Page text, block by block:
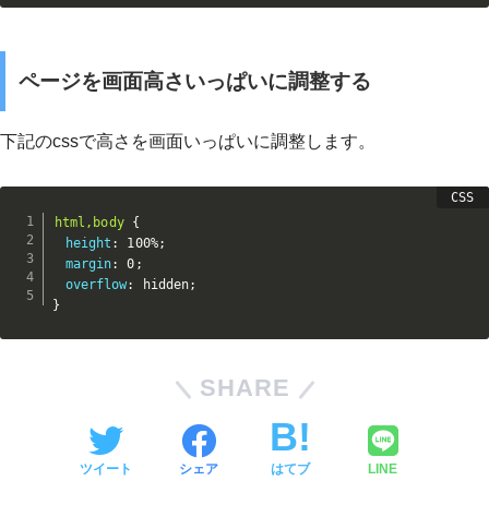
ページを画面高さいっぱいに調整する
下記のcssで高さを画面いっぱいに調整します。
html,body {
height : 100%;
margin: 0 ;
overflow: hidden;
}
SHARE
ツイート シェア はてブ LINE